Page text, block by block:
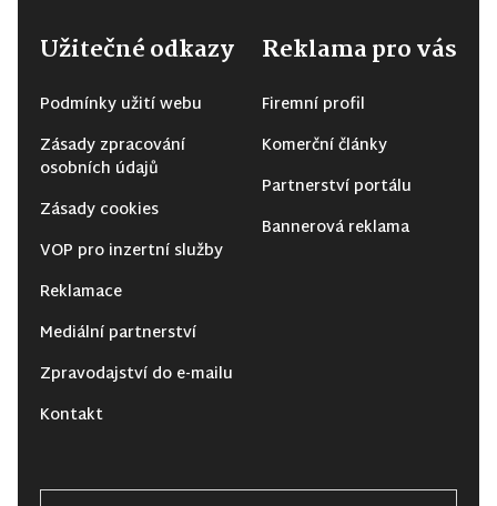
Užitečné odkazy
Podmínky užití webu
Zásady zpracování
osobních údajů
Zásady cookies
VOP pro inzertní služby
Reklamace
Mediální partnerství
Zpravodajství do e-mailu
Kontakt
Reklama pro vás
Firemní profil
Komerční články
Partnerství portálu
Bannerová reklama